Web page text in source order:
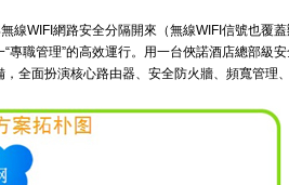
線WIFI網路安全分隔開來（無線WIFI信號也覆蓋
專職管理”的高效運行。用一台俠諾酒店總部級
全面扮演核心路由器、安全防火牆、頻寬管理